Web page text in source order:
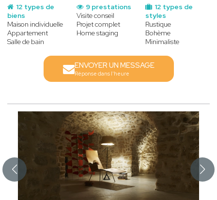
12 types de
biens
Maison individuelle
Appartement
Salle de bain
12 types de
styles
Rustique
Bohème
Minimaliste
9 prestations
Visite conseil
Projet complet
Home staging
ENVOYER UN MESSAGE
Réponse dans l'heure